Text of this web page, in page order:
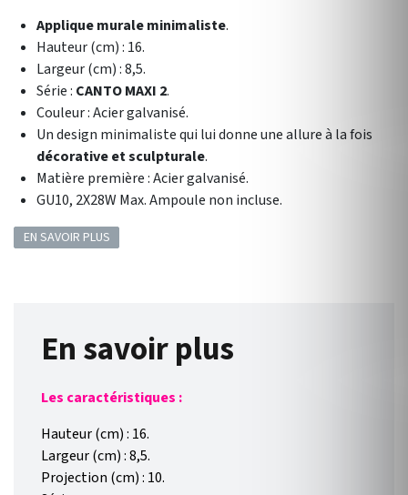
Applique murale minimaliste.
Hauteur (cm) : 16.
Largeur (cm) : 8,5.
Série : CANTO MAXI 2.
Couleur :Acier galvanisé.
Un design minimaliste qui lui donne une allure à la fois
décorative et sculpturale.
Matière première :Acier galvanisé.
GU10, 2X28W Max. Ampoule non incluse.
EN SAVOIR PLUS
En savoir plus
Les caractéristiques :
Hauteur (cm) : 16.
Largeur (cm) : 8,5.
Projection (cm) : 10.